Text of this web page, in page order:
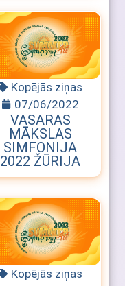
Kopējās ziņas
07/06/2022
VASARAS
MĀKSLAS
SIMFONIJA
2022 ŽŪRIJA
Kopējās ziņas